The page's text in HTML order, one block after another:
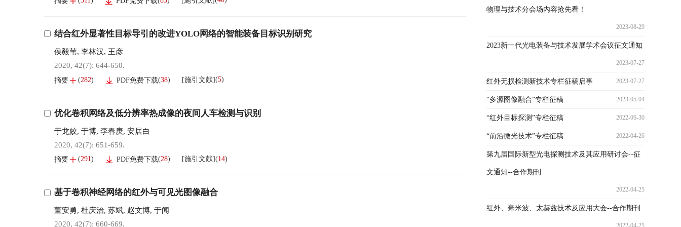
结合红外显著性目标导引的改进YOLO网络的智能装备目标识别研究
侯毅苇, 李林汉, 王彦
2020, 42(7): 644-650.
摘要 (282) PDF免费下载(38) [施引文献](5)
优化卷积网络及低分辨率热成像的夜间人车检测与识别
于龙姣, 于博, 李春庚, 安居白
2020, 42(7): 651-659.
摘要 (291) PDF免费下载(28) [施引文献](14)
基于卷积神经网络的红外与可见光图像融合
董安勇, 杜庆治, 苏斌, 赵文博, 于闻
2020, 42(7): 660-669.
物理与技术分会场内容抢先看！
2023-08-29
2023新一代光电装备与技术发展学术会议征文通知
2023-07-27
红外无损检测新技术专栏征稿启事 2023-07-27
“多源图像融合”专栏征稿 2023-05-04
“红外目标探测”专栏征稿 2022-06-30
“前沿微光技术”专栏征稿 2022-04-26
第九届国际新型光电探测技术及其应用研讨会--征
文通知--合作期刊
2022-04-25
红外、毫米波、太赫兹技术及应用大会--合作期刊
2022-04-25